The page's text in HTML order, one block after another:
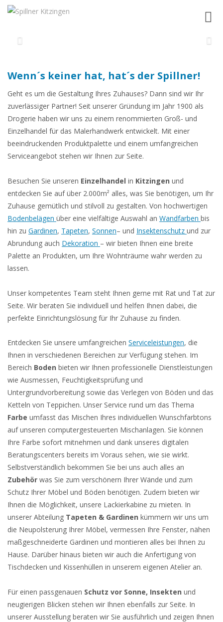
Wenn´s keiner hat, hat´s der Spillner!
Geht es um die Gestaltung Ihres Zuhauses? Dann sind wir Ihr
zuverlässiger Partner! Seit unserer Gründung im Jahr 1900 als
Drogerie haben wir uns zu einem renommierten Groß- und
Einzelhandel für das Malerhandwerk entwickelt. Mit einer
beeindruckenden Produktpalette und einem umfangreichen
Serviceangebot stehen wir Ihnen zur Seite.
Besuchen Sie unseren Einzelhandel in Kitzingen und
entdecken Sie auf über 2.000m² alles, was Sie benötigen, um Ihr
Zuhause gemütlich und stilvoll zu gestalten. Von hochwertigen
Bodenbelägen über eine vielfältige Auswahl an Wandfarben bis
hin zu Gardinen, Tapeten, Sonnen– und Insektenschutz und zur
Abrundung auch Dekoration – wir bieten Ihnen eine breite
Palette an Produkten, um Ihre Wohnträume wahr werden zu
lassen.
Unser kompetentes Team steht Ihnen gerne mit Rat und Tat zur
Seite. Wir beraten Sie individuell und helfen Ihnen dabei, die
perfekte Einrichtungslösung für Ihr Zuhause zu finden.
Entdecken Sie unsere umfangreichen Serviceleistungen, die
Ihnen in verschiedenen Bereichen zur Verfügung stehen. Im
Bereich Boden bieten wir Ihnen professionelle Dienstleistungen
wie Ausmessen, Feuchtigkeitsprüfung und
Untergrundvorbereitung sowie das Verlegen von Böden und das
Ketteln von Teppichen. Unser Service rund um das Thema
Farbe umfasst das Mischen Ihres individuellen Wunschfarbtons
auf unseren computergesteuerten Mischanlagen. Sie können
Ihre Farbe sofort mitnehmen und dank unseres digitalen
Beratungscenters bereits im Voraus sehen, wie sie wirkt.
Selbstverständlich bekommen Sie bei uns auch alles an
Zubehör was Sie zum verschönern Ihrer Wände und zum
Schutz Ihrer Möbel und Böden benötigen. Zudem bieten wir
Ihnen die Möglichkeit, unsere Lackierkabine zu mieten. In
unserer Abteilung Tapeten & Gardinen kümmern wir uns um
die Neupolsterung Ihrer Möbel, vermessen Ihre Fenster, nähen
maßgeschneiderte Gardinen und montieren alles bei Ihnen zu
Hause. Darüber hinaus bieten wir auch die Anfertigung von
Tischdecken und Kissenhüllen in unserem eigenen Atelier an.
Für einen passgenauen Schutz vor Sonne, Insekten und
neugierigen Blicken stehen wir Ihnen ebenfalls zur Seite. In
unserer Ausstellung beraten wir Sie ausführlich und zeigen Ihnen